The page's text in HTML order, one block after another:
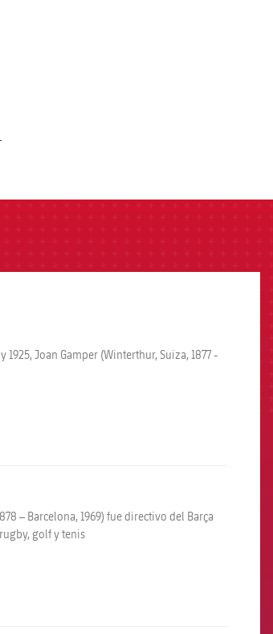
Joan Gamper (Winterthur, Suiza, 1877 -
– Barcelona, 1969) fue directivo del Barça
golf y tenis